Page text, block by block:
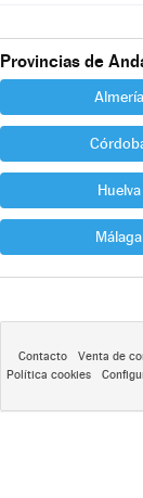
Provincias de
Almería
Huelva
Málaga
Contacto Venta de
Política cookies